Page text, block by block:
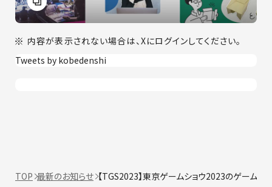
内容が表示されない場合は、Xにログインしてください。
Tweets by kobedenshi
TOP 最新のお知らせ 【TGS2023】東京ゲームショウ2023のゲームア